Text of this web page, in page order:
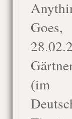
Goes,
(im